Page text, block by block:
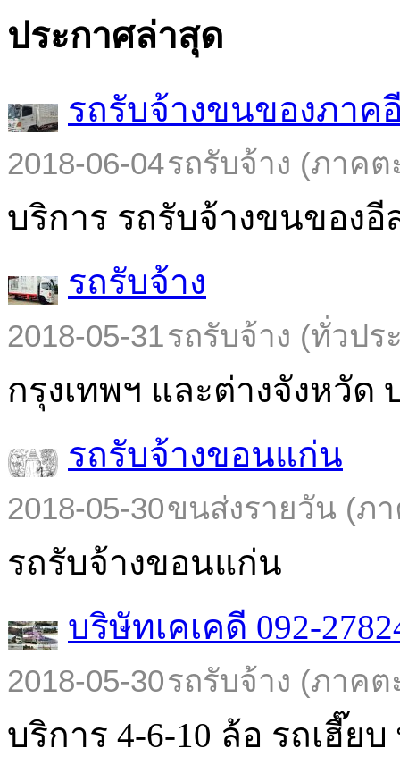
ประกาศล่าสุด
รถรับจ้างขนของภาค
2018-06-04รถรับจ้าง (ภาคต
บริการ รถรับจ้างขนของ
รถรับจ้าง
2018-05-31รถรับจ้าง (ทั่วปร
กรุงเทพฯ และต่างจังหวัด
รถรับจ้างขอนแก่น
2018-05-30ขนส่งรายวัน (ภ
รถรับจ้างขอนแก่น
บริษัทเคเคดี 092-
2018-05-30รถรับจ้าง (ภาคต
บริการ 4-6-10 ล้อ รถเฮี๊ยบ